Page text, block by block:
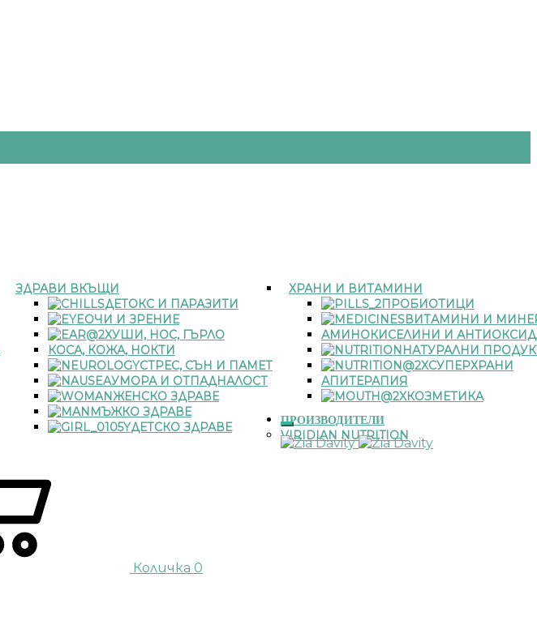
ЗДРАВИ ВКЪЩИ
ДЕТОКС И ПАРАЗИТИ
ОЧИ И ЗРЕНИЕ
УШИ, НОС, ГЪРЛО
КОСА, КОЖА, НОКТИ
СТРЕС, СЪН И ПАМЕТ
УМОРА И ОТПАДНАЛОСТ
ЖЕНСКО ЗДРАВЕ
МЪЖКО ЗДРАВЕ
ДЕТСКО ЗДРАВЕ
ХРАНИ И ВИТАМИНИ
ПРОБИОТИЦИ
ВИТАМИНИ И
АМИНОКИСЕЛИНИ И
НАТУРАЛНИ
СУПЕРХРАНИ
АПИТЕРАПИЯ
КОЗМЕТИКА
ПРОИЗВОДИТЕЛИ
VIRIDIAN NUTRITION
Количка 0